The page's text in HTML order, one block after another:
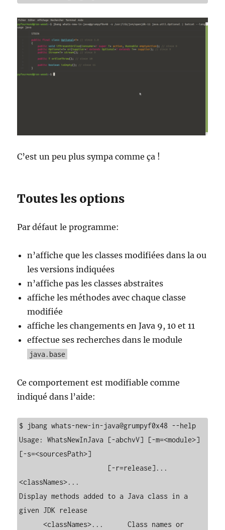
C’est un peu plus sympa comme ça !
Toutes les options
Par défaut le programme:
n’affiche que les classes modifiées dans la ou
les versions indiquées
n’affiche pas les classes abstraites
affiche les méthodes avec chaque classe
modifiée
affiche les changements en Java 9, 10 et 11
effectue ses recherches dans le module
java.base
Ce comportement est modifiable comme
indiqué dans l’aide:
$ jbang whats-new-in-java@grumpyf0x48 --help
Usage: WhatsNewInJava [-abchvV] [-m=<module>]
[-s=<sourcesPath>]
<classNames>...
Display methods added to a Java class in a
given JDK release
      <classNames>...      Class names or